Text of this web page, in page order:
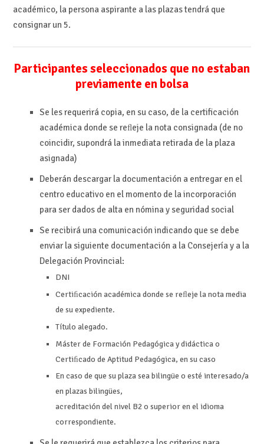
académico, la persona aspirante a las plazas tendrá que
consignar un 5.
Participantes seleccionados que no estaban
previamente en bolsa
Se les requerirá copia, en su caso, de la certificación
académica donde se reﬂeje la nota consignada (de no
coincidir, supondrá la inmediata retirada de la plaza
asignada)
Deberán descargar la documentación a entregar en el
centro educativo en el momento de la incorporación
para ser dadosde alta en nómina y seguridad social
Se recibirá una comunicación indicando que se debe
enviarla siguiente documentación a la Consejería y a la
Delegación Provincial:
DNI
Certiﬁcación académica donde se reﬂeje la nota media
de su expediente.
Título alegado.
Máster de Formación Pedagógica y didáctica o
Certiﬁcado de Aptitud Pedagógica, en su caso
En caso de que su plaza sea bilingüe o esté interesado/a
en plazas bilingües,
acreditación del nivel B2 o superior en el idioma
correspondiente.